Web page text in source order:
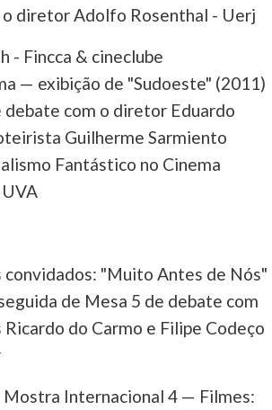
diretor Adolfo Rosenthal - Uerj
- Fincca & cineclube
— exibição de "Sudoeste" (2011)
debate com o diretor Eduardo
Guilherme Sarmiento
Fantástico no Cinema
convidados: "Muito Antes de Nós"
de Mesa 5 de debate com
do Carmo e Filipe Codeço
Mostra Internacional 4 — Filmes: